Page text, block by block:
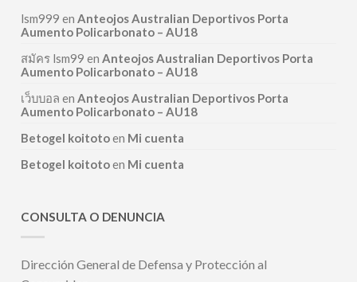
lsm999 enAnteojos Australian Deportivos Porta
Aumento Policarbonato – AU18
สมัคร lsm99 enAnteojos Australian Deportivos Porta
Aumento Policarbonato – AU18
เว็บบอล enAnteojos Australian Deportivos Porta
Aumento Policarbonato – AU18
Betogel koitotoen Mi cuenta
Betogel koitotoen Mi cuenta
CONSULTA O DENUNCIA
Dirección General de Defensa y Protección al